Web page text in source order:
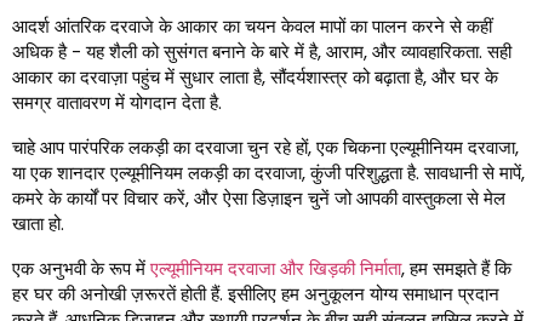
आदर्श आंतरिक दरवाजे के आकार का चयन केवल मापों का पालन करने से कहीं
अधिक है - यह शैली को सुसंगत बनाने के बारे में है, आराम, और व्यावहारिकता. सही
आकार का दरवाज़ा पहुंच में सुधार लाता है, सौंदर्यशास्त्र को बढ़ाता है, और घर के
समग्र वातावरण में योगदान देता है.
चाहे आप पारंपरिक लकड़ी का दरवाजा चुन रहे हों, एक चिकना एल्यूमीनियम दरवाजा,
या एक शानदार एल्यूमीनियम लकड़ी का दरवाजा, कुंजी परिशुद्धता है. सावधानी से मापें,
कमरे के कार्यों पर विचार करें, और ऐसा डिज़ाइन चुनें जो आपकी वास्तुकला से मेल
खाता हो.
एक अनुभवी के रूप मेंएल्यूमीनियम दरवाजा और खिड़की निर्माता, हम समझते हैं कि
हर घर की अनोखी ज़रूरतें होती हैं. इसीलिए हम अनुकूलन योग्य समाधान प्रदान